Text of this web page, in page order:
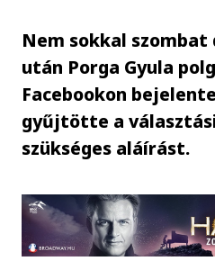
Nem sokkal
után Porga Gyula
Facebookon
gyűjtötte a
szükséges aláírást.